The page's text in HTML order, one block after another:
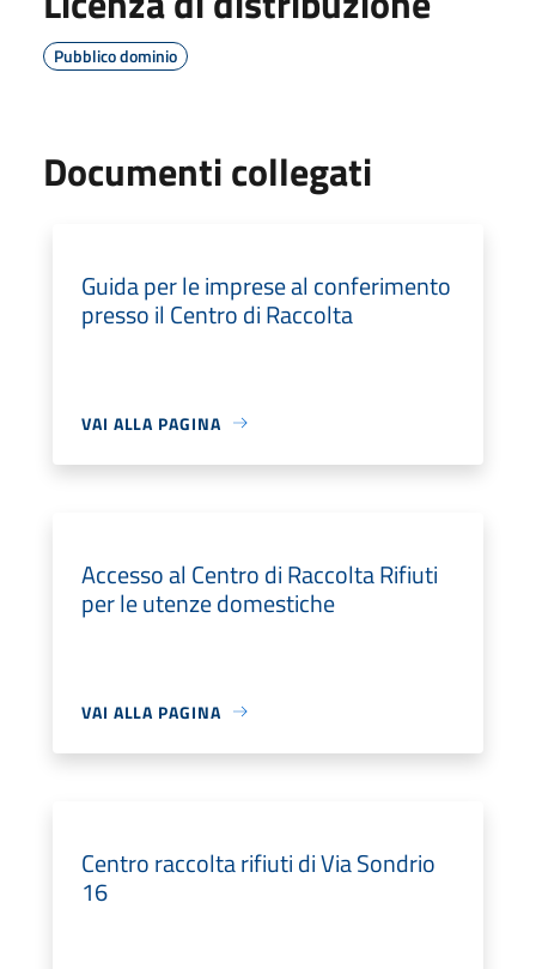
Pubblico dominio
Documenti collegati
Guida per le imprese al conferimento
presso il Centro di Raccolta
VAI ALLA PAGINA
Accesso al Centro di Raccolta Rifiuti
per le utenze domestiche
VAI ALLA PAGINA
Centro raccolta rifiuti di Via Sondrio
16